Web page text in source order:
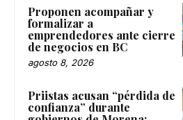
Proponen acompañar y
formalizar a
emprendedores ante cierre
de negocios en BC
agosto 8, 2026
Priistas acusan “pérdida de
confianza” durante